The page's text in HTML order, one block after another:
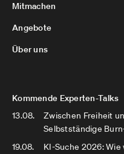
Mitmachen
Angebote
Über uns
Kommende Experten-Talks
13.08.
Zwischen Freiheit
Selbstständige
19.08.
KI-Suche 2026: